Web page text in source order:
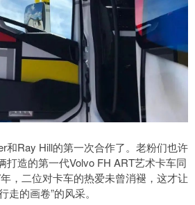
和Ray Hill的第一次合作了。老粉们也许
打造的第一代Volvo FH ART艺术卡车同
，二位对卡车的热爱未曾消褪，这才让
走的画卷”的风采。